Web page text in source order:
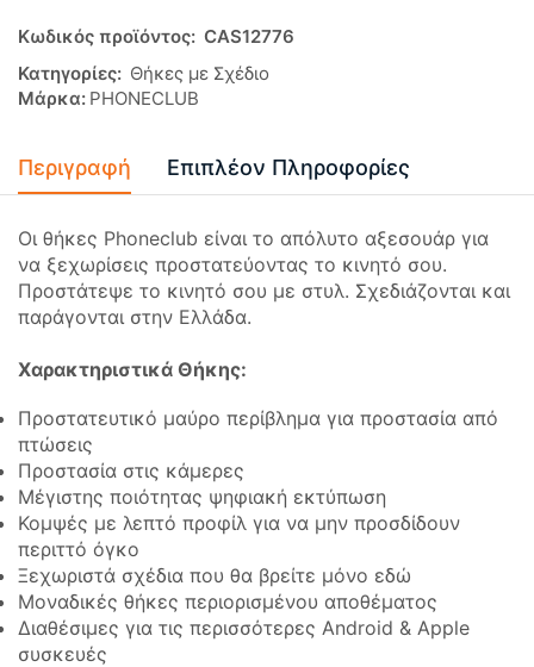
Κωδικός προϊόντος: CAS12776
Κατηγορίες: Θήκες με Σχέδιο
Μάρκα: PHONECLUB
Περιγραφή Επιπλέον Πληροφορίες
Οι θήκες Phoneclub είναι το απόλυτο αξεσουάρ για
να ξεχωρίσεις προστατεύοντας το κινητό σου.
Προστάτεψε το κινητό σου με στυλ. Σχεδιάζονται και
παράγονται στην Ελλάδα.
Χαρακτηριστικά Θήκης:
Προστατευτικό μαύρο περίβλημα για προστασία από
πτώσεις
Προστασία στις κάμερες
Μέγιστης ποιότητας ψηφιακή εκτύπωση
Κομψές με λεπτό προφίλ για να μην προσδίδουν
περιττό όγκο
Ξεχωριστά σχέδια που θα βρείτε μόνο εδώ
Μοναδικές θήκες περιορισμένου αποθέματος
Διαθέσιμες για τις περισσότερες Android & Apple
συσκευές